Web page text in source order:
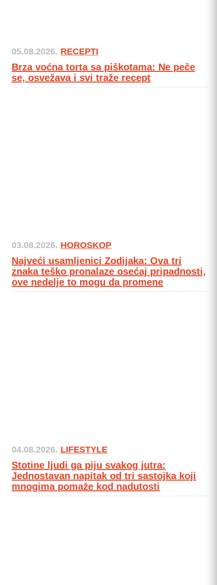
05.08.2026. RECEPTI
Brza voćna torta sa piškotama: Ne peče
se, osvežava i svi traže recept
03.08.2026. HOROSKOP
Najveći usamljenici Zodijaka: Ova tri
znaka teško pronalaze osećaj pripadnosti,
ove nedelje to mogu da promene
04.08.2026. LIFESTYLE
Stotine ljudi ga piju svakog jutra:
Jednostavan napitak od tri sastojka koji
mnogima pomaže kod nadutosti